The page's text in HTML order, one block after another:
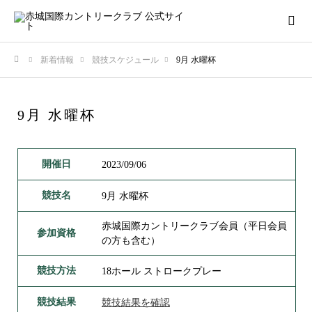
新着情報 競技スケジュール 9月 水曜杯
9月 水曜杯
開催日 2023/09/06
競技名 9月 水曜杯
参加資格
赤城国際カントリークラブ会員（平日会員
の方も含む）
競技方法 18ホール ストロークプレー
競技結果 競技結果を確認